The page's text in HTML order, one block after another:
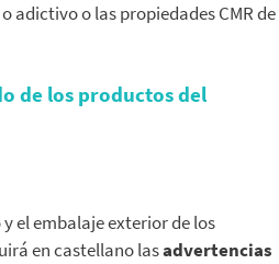
adictivo o las propiedades CMR de
de los productos del
el embalaje exterior de los
en castellano lasadvertencias